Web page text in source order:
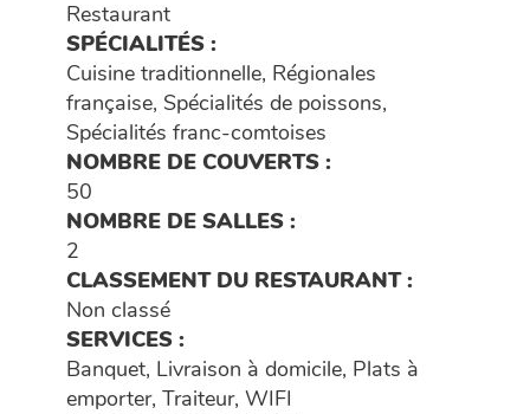
Restaurant
SPÉCIALITÉS :
Cuisine traditionnelle, Régionales
française, Spécialités de poissons,
Spécialités franc-comtoises
NOMBRE DE COUVERTS :
50
NOMBRE DE SALLES :
2
CLASSEMENT DU RESTAURANT :
Non classé
SERVICES :
Banquet, Livraison à domicile, Plats à
emporter, Traiteur, WIFI